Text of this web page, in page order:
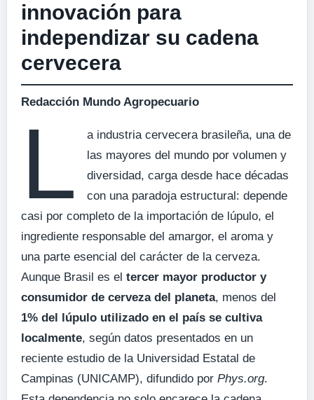
innovación para
independizar su cadena
cervecera
Redacción Mundo Agropecuario
L
a industria cervecera brasileña, una de
las mayores del mundo por volumen y
diversidad, carga desde hace décadas
con una paradoja estructural: depende
casi por completo de la importación de lúpulo, el
ingrediente responsable del amargor, el aroma y
una parte esencial del carácter de la cerveza.
Aunque Brasil es el tercer mayor productor y
consumidor de cerveza del planeta, menos del
1% del lúpulo utilizado en el país se cultiva
localmente, según datos presentados en un
reciente estudio de la Universidad Estatal de
Campinas (UNICAMP), difundido por Phys.org.